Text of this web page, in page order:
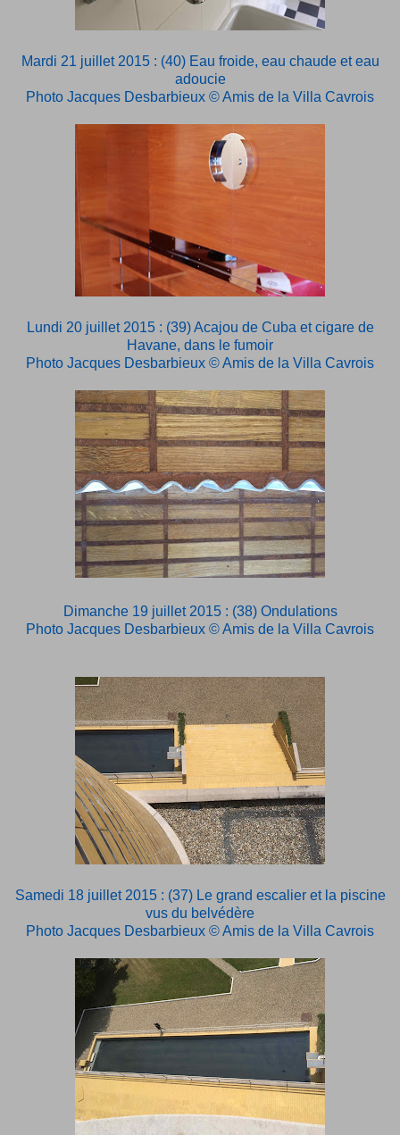
Mardi 21 juillet 2015 : (40) Eau froide, eau chaude et eau
adoucie
Photo Jacques Desbarbieux © Amis de la Villa Cavrois
Lundi 20 juillet 2015 : (39) Acajou de Cuba et cigare de
Havane, dans le fumoir
Photo Jacques Desbarbieux © Amis de la Villa Cavrois
Dimanche 19 juillet 2015 : (38) Ondulations
Photo Jacques Desbarbieux © Amis de la Villa Cavrois
Samedi 18 juillet 2015 : (37) Le grand escalier et la piscine
vus du belvédère
Photo Jacques Desbarbieux © Amis de la Villa Cavrois